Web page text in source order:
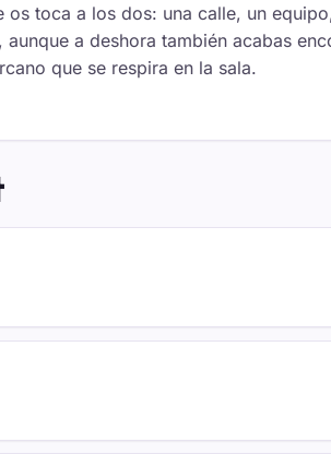
toca a los dos: una calle, un
a deshora también acabas
que se respira en la sala.